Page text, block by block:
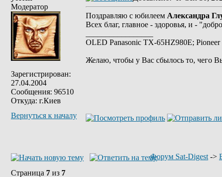
Модератор
Зарегистрирован:
27.04.2004
Сообщения: 96510
Откуда: г.Киев
Поздравляю с юбилеем Александра
Всех благ, главное - здоровья, и -
OLED Panasonic TX-65HZ980E;
Желаю, чтобы у Вас сбылось то, чего
Вернуться к началу
Форум Sat-Digest ->
Страница 7 из 7